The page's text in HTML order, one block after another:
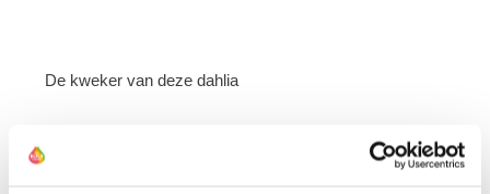
De kweker van deze dahlia